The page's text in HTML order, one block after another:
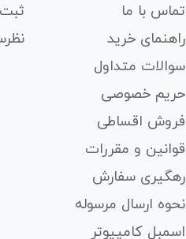
تماس با ما
راهنمای خرید
سوالات متداول
حریم خصوصی
فروش اقساطی
قوانین و مقررات
رهگیری سفارش
نحوه ارسال مرسوله
اسمبل کامپیوتر